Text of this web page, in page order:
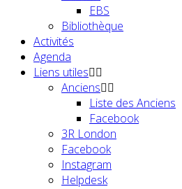
EBS
Bibliothèque
Activités
Agenda
Liens utiles
Anciens
Liste des Anciens
Facebook
3R London
Facebook
Instagram
Helpdesk